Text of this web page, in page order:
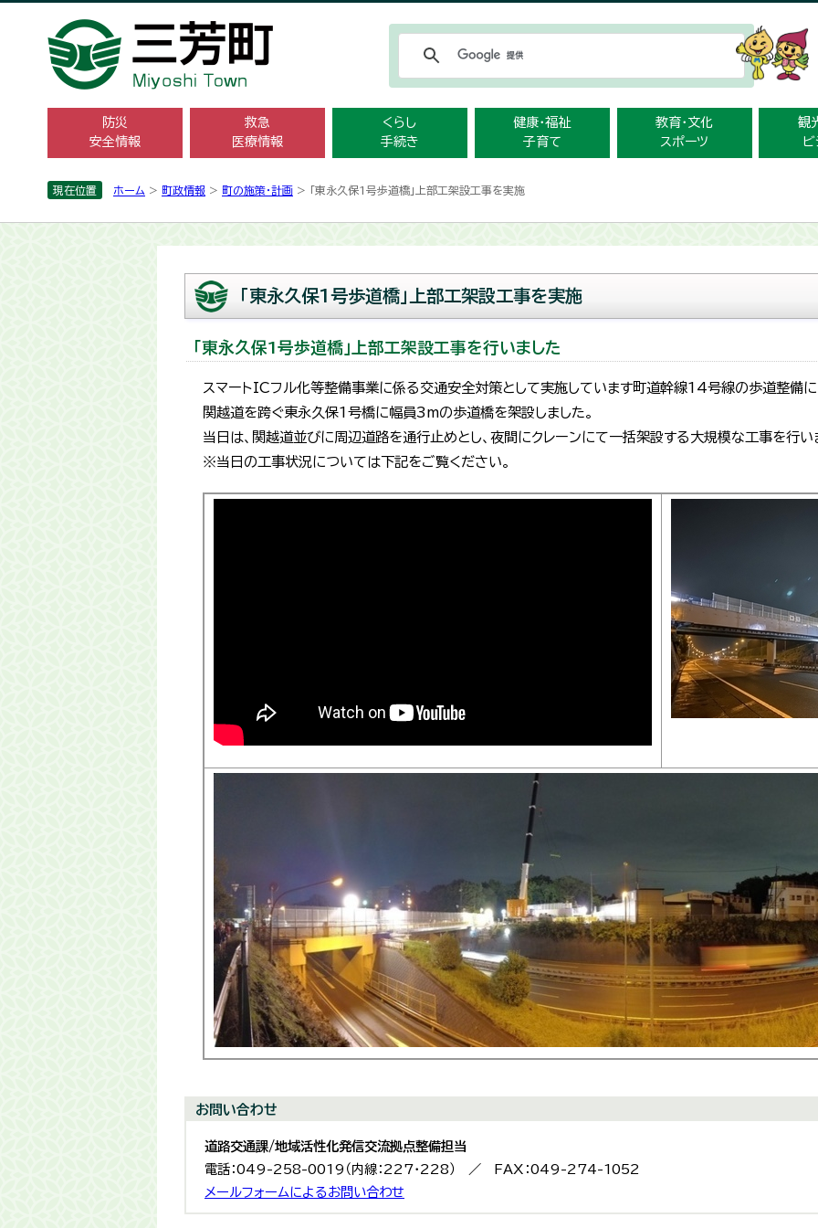
防災
安全情報
救急
医療情報
くらし
手続き
健康・福祉
子育て
教育・文化
スポーツ
観
現在位置 ホーム > 町政情報 > 町の施策・計画 > 「東永久保1号歩道橋」上部工架設工事を実施
「東永久保1号歩道橋」上部工架設工事を実施
「東永久保1号歩道橋」上部工架設工事を行いました
スマートICフル化等整備事業に係る交通安全対策として実施しています町道幹線14号線の歩道整備
関越道を跨ぐ東永久保1号橋に幅員3mの歩道橋を架設しました。
当日は、関越道並びに周辺道路を通行止めとし、夜間にクレーンにて一括架設する大規模な工事を行い
※当日の工事状況については下記をご覧ください。
お問い合わせ
道路交通課/地域活性化発信交流拠点整備担当
電話：049-258-0019（内線：227・228） ／ FAX：049-274-1052
メールフォームによるお問い合わせ